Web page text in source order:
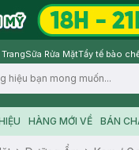
Sữa Rửa MặtTẩy tế bào
HÀNG MỚI VỀ BÁN